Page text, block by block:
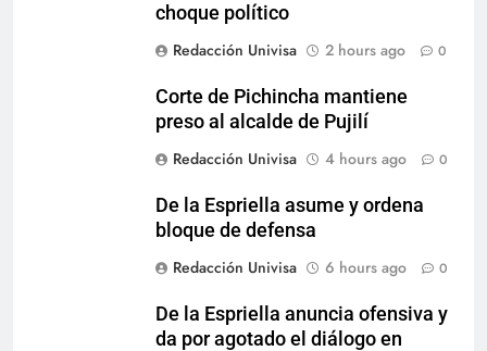
choque político
Redacción Univisa
2 hours ago 0
Corte de Pichincha mantiene
preso al alcalde de Pujilí
Redacción Univisa
4 hours ago 0
De la Espriella asume y ordena
bloque de defensa
Redacción Univisa
6 hours ago 0
De la Espriella anuncia ofensiva y
da por agotado el diálogo en